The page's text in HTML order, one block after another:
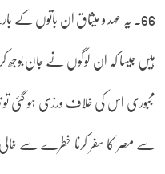
66۔ یہ عہد و میثاق ان باتوں
ہیں جیسا کہ ان لوگوں نے جان بوجھ
مجبوری اس کی خلاف ورزی ہو گئی تو
سے مصر کا سفر کرنا خطرے سے خالی